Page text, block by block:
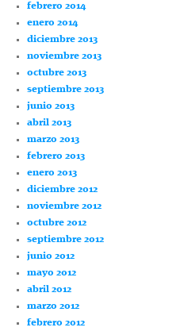
febrero 2014
enero 2014
diciembre 2013
noviembre 2013
octubre 2013
septiembre 2013
junio 2013
abril 2013
marzo 2013
febrero 2013
enero 2013
diciembre 2012
noviembre 2012
octubre 2012
septiembre 2012
junio 2012
mayo 2012
abril 2012
marzo 2012
febrero 2012